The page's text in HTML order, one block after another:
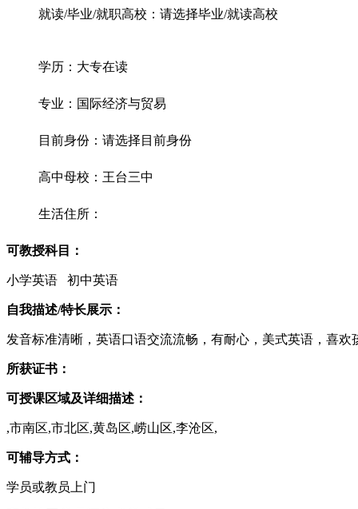
就读/毕业/就职高校：请选择毕业/就读高校
学历：大专在读
专业：国际经济与贸易
目前身份：请选择目前身份
高中母校：王台三中
生活住所：
可教授科目：
小学英语 初中英语
自我描述/特长展示：
发音标准清晰，英语口语交流流畅，有耐心，美式英语，喜欢
所获证书：
可授课区域及详细描述：
,市南区,市北区,黄岛区,崂山区,李沧区,
可辅导方式：
学员或教员上门